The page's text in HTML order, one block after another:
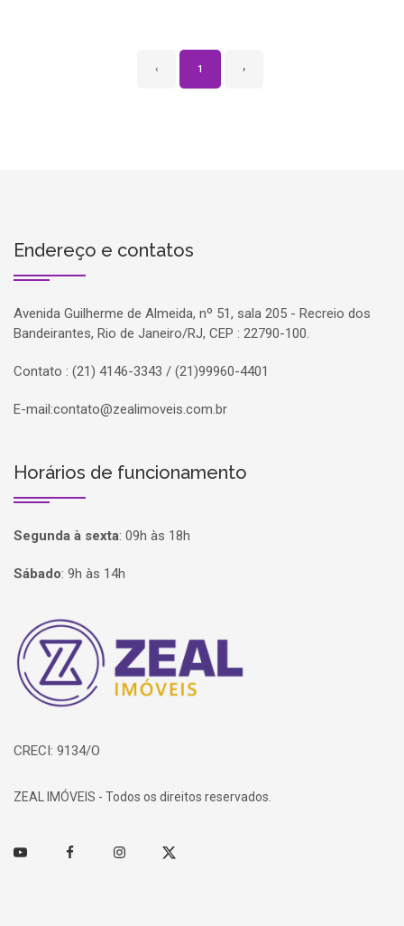
‹ 1 ›
Endereço e contatos
Avenida Guilherme de Almeida, nº 51, sala 205 - Recreio dos
Bandeirantes, Rio de Janeiro/RJ, CEP : 22790-100.
Contato : (21) 4146-3343 / (21)99960-4401
E-mail:contato@zealimoveis.com.br
Horários de funcionamento
Segunda à sexta: 09h às 18h
Sábado: 9h às 14h
Página inicial
CRECI: 9134/O
ZEAL IMÓVEIS - Todos os direitos reservados.
Youtube FacebookInstagramTwitter